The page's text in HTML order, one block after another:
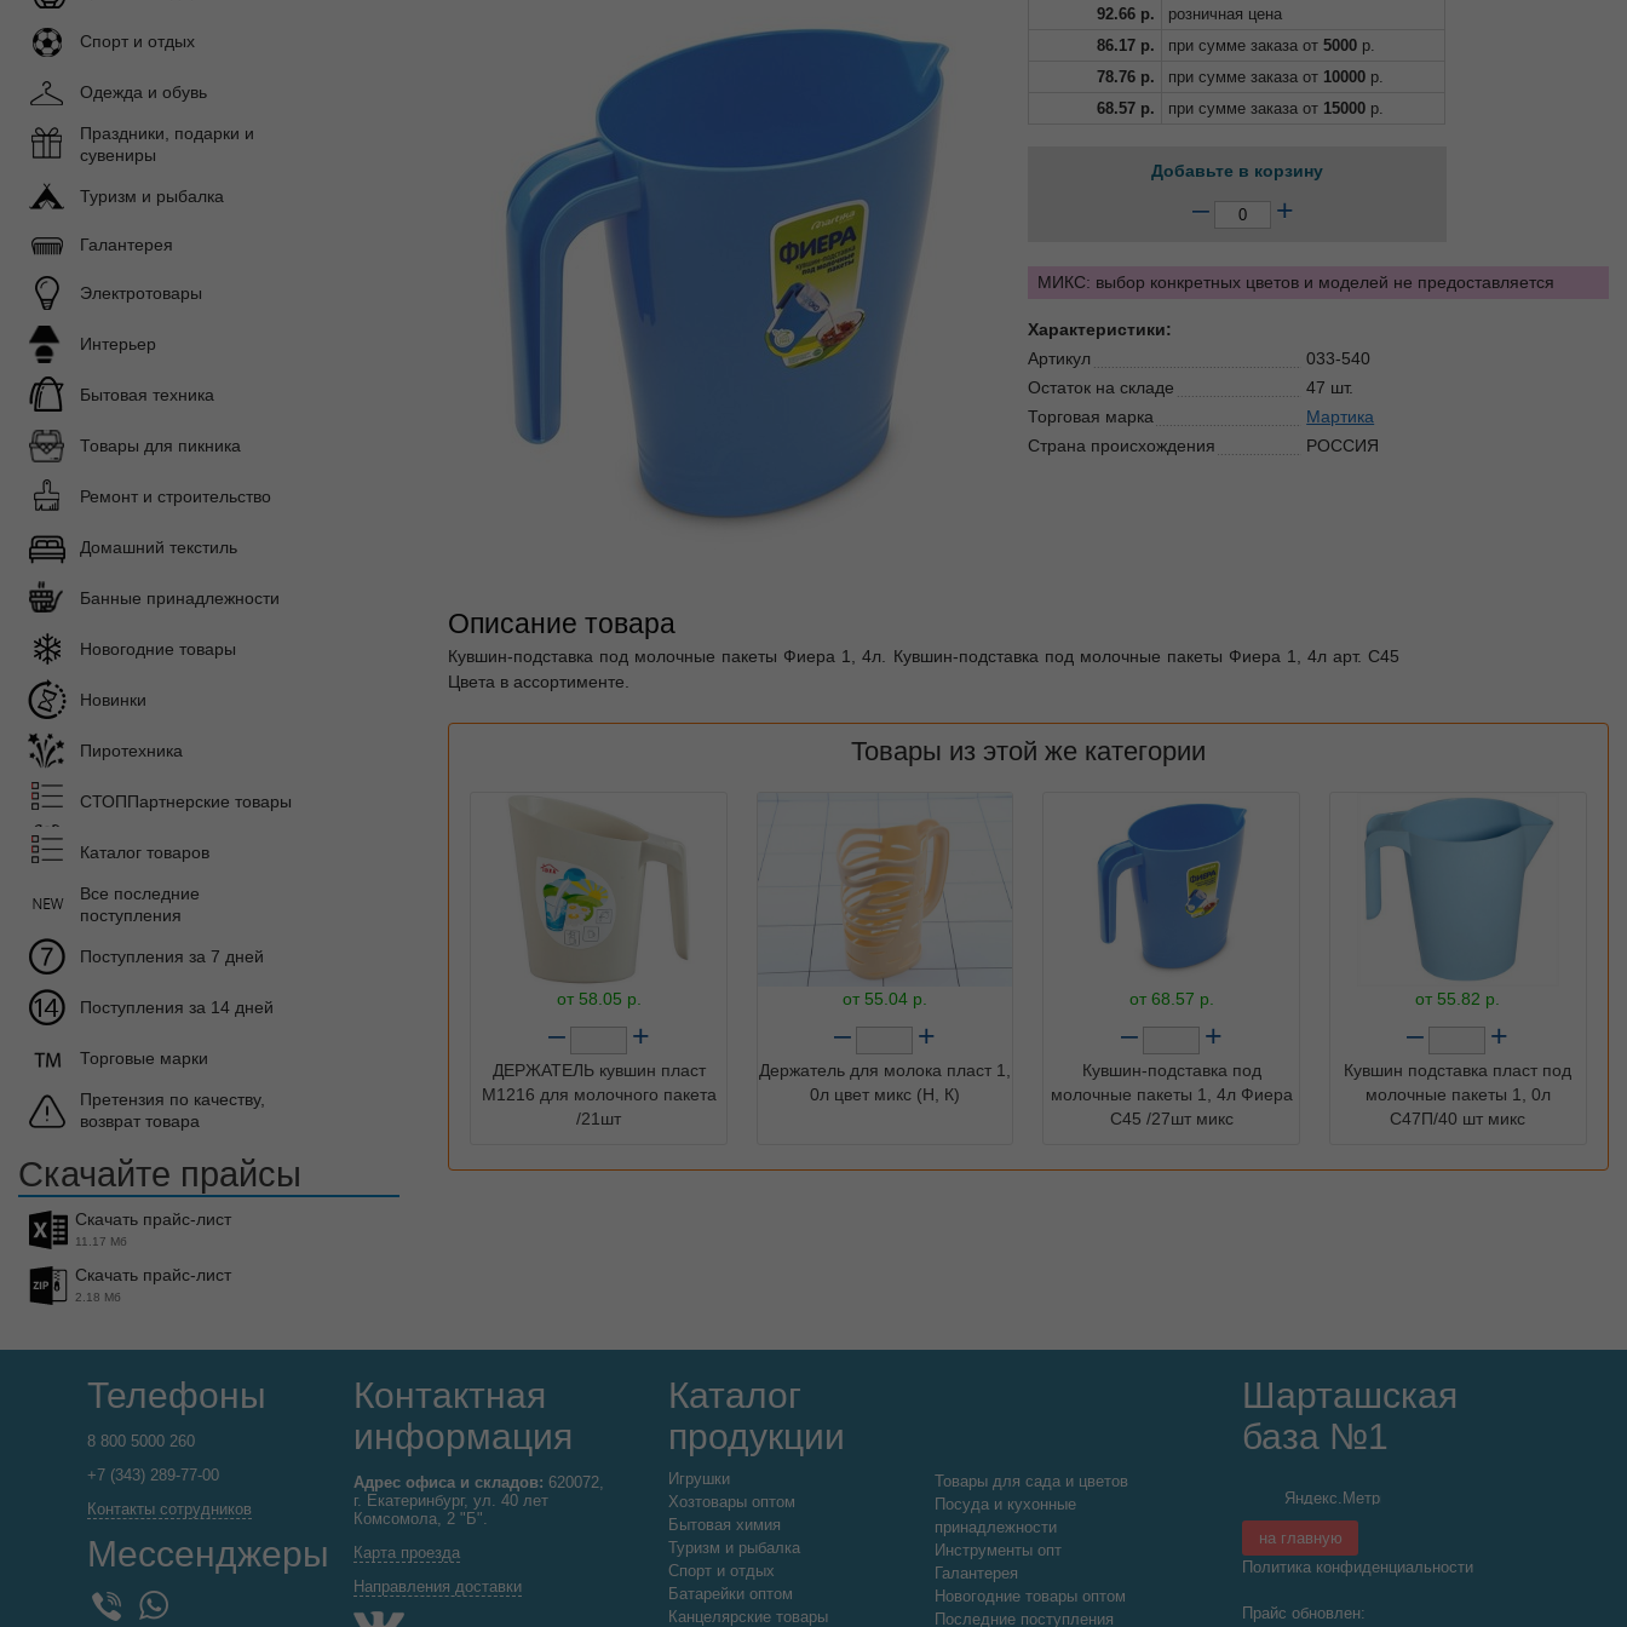
92.66 р.
розничная цена
86.17 р. при сумме заказа от5000 р.
78.76 р. при сумме заказа от 10000 р.
68.57 р. при сумме заказа от 15000 р.
Добавьте в корзину
– +
МИКС: выбор конкретных цветов и моделей не предоставляется
Характеристики:
Артикул
033-540
Остаток на складе
47 шт.
Торговая марка
Мартика
Страна происхождения
РОССИЯ
Описание товара
Кувшин-подставка под молочные пакеты Фиера 1, 4л. Кувшин-подставка под молочные пакеты Фиера 1, 4л арт. С45
Цвета в ассортименте.
Товары из этой же категории
от 58.05 р.
– +
ДЕРЖАТЕЛЬ кувшин пласт
М1216 для молочного пакета
/21шт
от 55.04 р.
– +
Держатель для молока пласт 1,
0л цвет микс (Н, К)
от 68.57 р.
– +
Кувшин-подставка под
молочные пакеты 1, 4л Фиера
С45 /27шт микс
от 55.82 р.
– +
Кувшин подставка пласт под
молочные пакеты 1, 0л
С47П/40 шт микс
Спорт и отдых
Одежда и обувь
Праздники, подарки и
сувениры
Туризм и рыбалка
Галантерея
Электротовары
Интерьер
Бытовая техника
Товары для пикника
Ремонт и строительство
Домашний текстиль
Банные принадлежности
Новогодние товары
Новинки
Пиротехника
СТОППартнерские товары
Каталог товаров
Все последние
поступления
Поступления за 7 дней
Поступления за 14 дней
Торговые марки
Претензия по качеству,
возврат товара
Скачайте прайсы
Скачать прайс-лист
11.17 Мб
Скачать прайс-лист
2.18 Мб
Телефоны
8 800 5000 260
+7 (343) 289-77-00
Контакты сотрудников
Мессенджеры
WhatsApp
Контактная
информация
Адрес офиса и складов: 620072,
г. Екатеринбург, ул. 40 лет
Комсомола, 2 "Б".
Карта проезда
Направления доставки
Каталог
продукции
Игрушки
Хозтовары оптом
Бытовая химия
Туризм и рыбалка
Спорт и отдых
Батарейки оптом
Канцелярские товары
Товары для сада и цветов
Посуда и кухонные
принадлежности
Инструменты опт
Галантерея
Новогодние товары оптом
Последние поступления
Шарташская
база №1
на главную
Политика конфиденциальности
Прайс обновлен: